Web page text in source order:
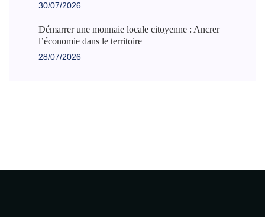
30/07/2026
Démarrer une monnaie locale citoyenne : Ancrer
l’économie dans le territoire
28/07/2026